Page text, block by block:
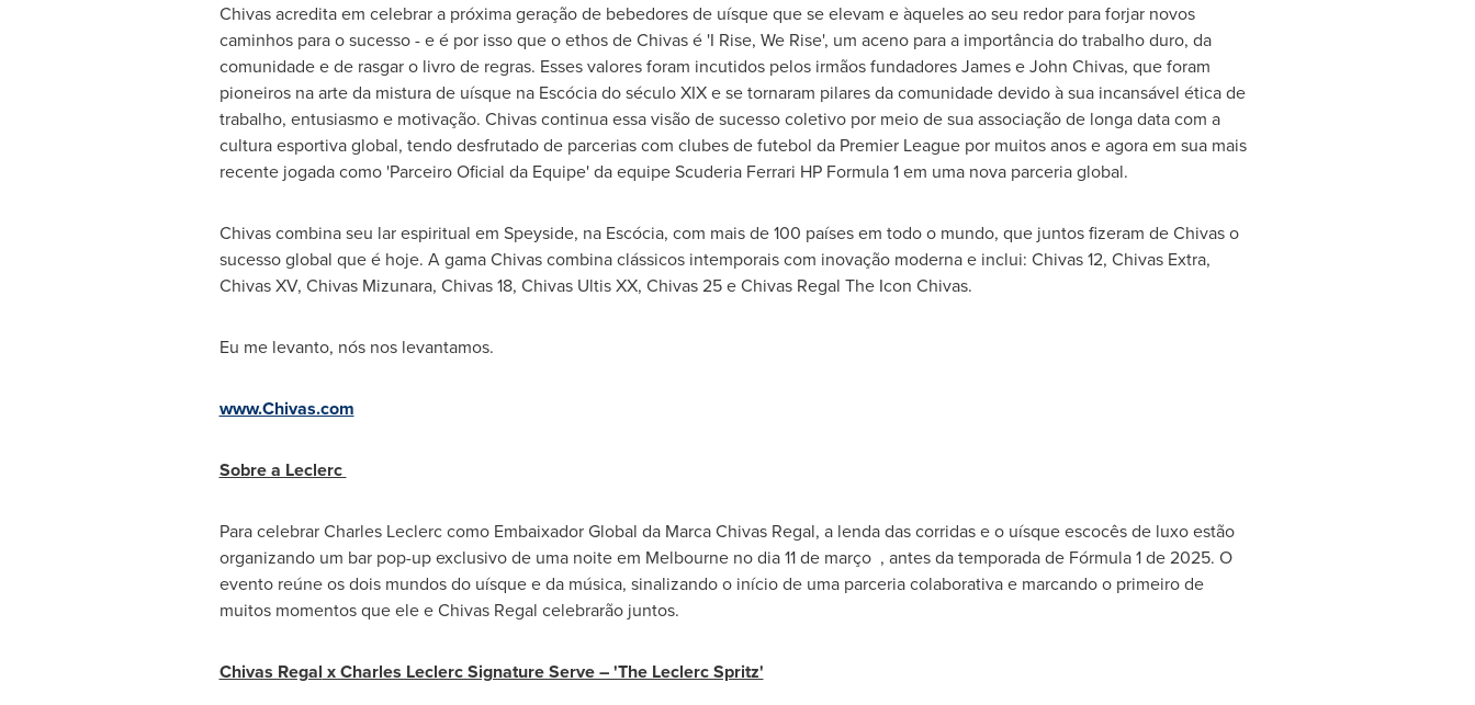
Chivas acredita em celebrar a próxima geração de bebedores de uísque que se elevam e àqueles ao seu redor para forjar novos
caminhos para o sucesso - e é por isso que o ethos de Chivas é 'I Rise, We Rise', um aceno para a importância do trabalho duro, da
comunidade e de rasgar o livro de regras. Esses valores foram incutidos pelos irmãos fundadores James eJohn Chivas, que foram
pioneiros na arte da mistura de uísque na Escócia do século XIX e se tornaram pilares da comunidade devido à sua incansável ética de
trabalho, entusiasmo e motivação. Chivas continua essa visão de sucesso coletivo por meio de sua associação de longa data com a
cultura esportiva global, tendo desfrutado de parcerias com clubes de futebol da Premier League por muitos anos e agora em sua mais
recente jogada como 'Parceiro Oficial da Equipe' da equipe Scuderia Ferrari HP Formula 1 em uma nova parceria global.
Chivas combina seu lar espiritual em Speyside, na Escócia, com mais de 100 países em todo o mundo, que juntos fizeram de Chivas o
sucesso global que é hoje. A gama Chivas combina clássicos intemporais com inovação moderna e inclui: Chivas 12, Chivas Extra,
Chivas XV, Chivas Mizunara, Chivas 18, Chivas Ultis XX, Chivas 25 e Chivas Regal The Icon Chivas.
Eu me levanto, nós nos levantamos.
www.Chivas.com
Sobre a Leclerc
Para celebrarCharles Leclerccomo Embaixador Global da Marca Chivas Regal, a lenda das corridas e o uísque escocês de luxo estão
organizando um bar pop-up exclusivo de uma noite em Melbourneno dia 11 de março , antes da temporada de Fórmula 1 de 2025. O
evento reúne os dois mundos do uísque e da música, sinalizando o início de uma parceria colaborativa e marcando o primeiro de
muitos momentos que ele eChivas Regal celebrarão juntos.
Chivas Regal x Charles Leclerc Signature Serve – 'The Leclerc Spritz'